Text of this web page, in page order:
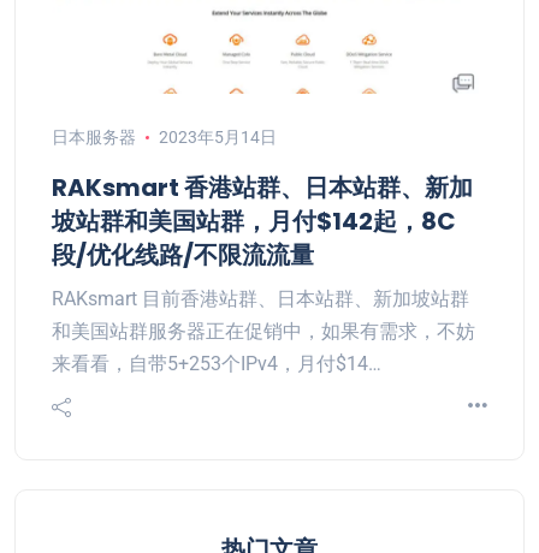
日本服务器 2023年5月14日
RAKsmart 香港站群、日本站群、新加
坡站群和美国站群，月付$142起，8C
段/优化线路/不限流流量
RAKsmart 目前香港站群、日本站群、新加坡站群
和美国站群服务器正在促销中，如果有需求，不妨
来看看，自带5+253个IPv4，月付$14…